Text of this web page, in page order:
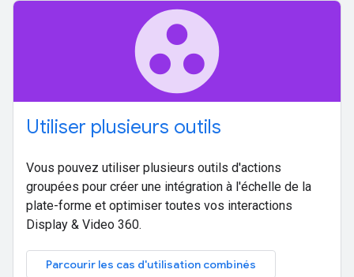
group_work
Utiliser plusieurs outils
Vous pouvez utiliser plusieurs outils d'actions
groupées pour créer une intégration à l'échelle de la
plate-forme et optimiser toutes vos interactions
Display & Video 360.
Parcourir les cas d'utilisation combinés